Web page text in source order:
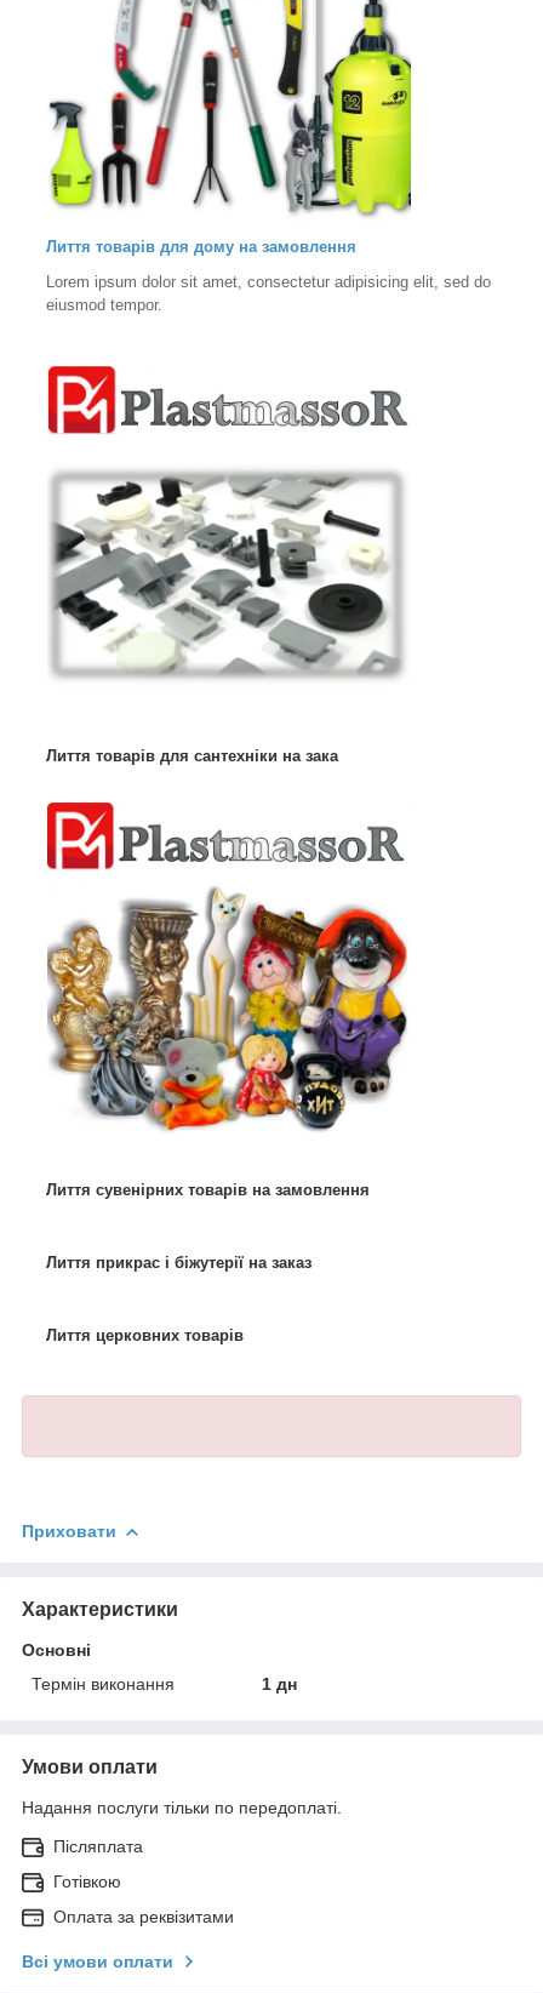
Лиття товарів для дому на замовлення
Lorem ipsum dolor sit amet, consectetur adipisicing elit, sed do
eiusmod tempor.
Лиття товарів для сантехніки на зака
Лиття сувенірних товарів на замовлення
Лиття прикрас і біжутерії на заказ
Лиття церковних товарів
Приховати
Характеристики
Основні
Термін виконання
1 дн
Умови оплати
Надання послуги тільки по передоплаті.
Післяплата
Готівкою
Оплата за реквізитами
Всі умови оплати